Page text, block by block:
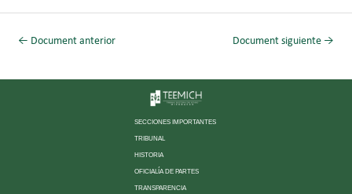
← Document anterior Document siguiente →
SECCIONES IMPORTANTES
TRIBUNAL
HISTORIA
OFICIALÍA DE PARTES
TRANSPARENCIA